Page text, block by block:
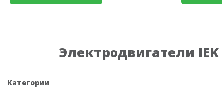
Электродвигатели IEK
Категории